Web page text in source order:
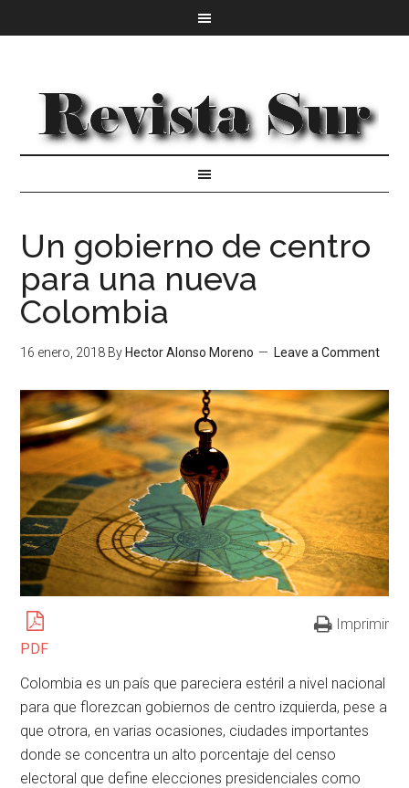
Un gobierno de centro
para una nueva
Colombia
16 enero, 2018 By Hector Alonso Moreno Leave a Comment
PDF
Imprimir
Colombia es un país que pareciera estéril a nivel nacional
para que florezcan gobiernos de centro izquierda, pese a
que otrora, en varias ocasiones, ciudades importantes
donde se concentra un alto porcentaje del censo
electoral que define elecciones presidenciales como